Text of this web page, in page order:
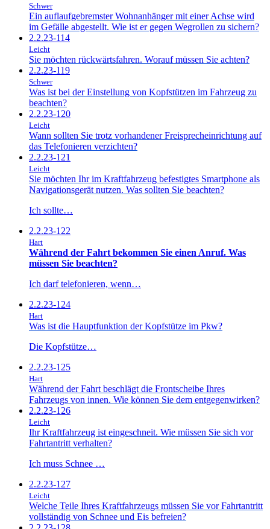
Schwer
Ein auflaufgebremster Wohnanhänger mit einer Achse wird
im Gefälle abgestellt. Wie ist er gegen Wegrollen zu sichern?
2.2.23-114
Leicht
Sie möchten rückwärtsfahren. Worauf müssen Sie achten?
2.2.23-119
Schwer
Was ist bei der Einstellung von Kopfstützen im Fahrzeug zu
beachten?
2.2.23-120
Leicht
Wann sollten Sie trotz vorhandener Freisprecheinrichtung auf
das Telefonieren verzichten?
2.2.23-121
Leicht
Sie möchten Ihr im Kraftfahrzeug befestigtes Smartphone als
Navigationsgerät nutzen. Was sollten Sie beachten?
Ich sollte…
2.2.23-122
Hart
Während der Fahrt bekommen Sie einen Anruf. Was
müssen Sie beachten?
Ich darf telefonieren, wenn…
2.2.23-124
Hart
Was ist die Hauptfunktion der Kopfstütze im Pkw?
Die Kopfstütze…
2.2.23-125
Hart
Während der Fahrt beschlägt die Frontscheibe Ihres
Fahrzeugs von innen. Wie können Sie dem entgegenwirken?
2.2.23-126
Leicht
Ihr Kraftfahrzeug ist eingeschneit. Wie müssen Sie sich vor
Fahrtantritt verhalten?
Ich muss Schnee …
2.2.23-127
Leicht
Welche Teile Ihres Kraftfahrzeugs müssen Sie vor Fahrtantritt
vollständig von Schnee und Eis befreien?